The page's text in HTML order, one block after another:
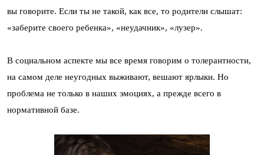
вы говорите. Если ты не такой, как все, то родители слышат:
«заберите своего ребенка», «неудачник», «лузер».
В социальном аспекте мы все время говорим о толерантности,
на самом деле неугодных выживают, вешают ярлыки. Но
проблема не только в наших эмоциях, а прежде всего в
нормативной базе.